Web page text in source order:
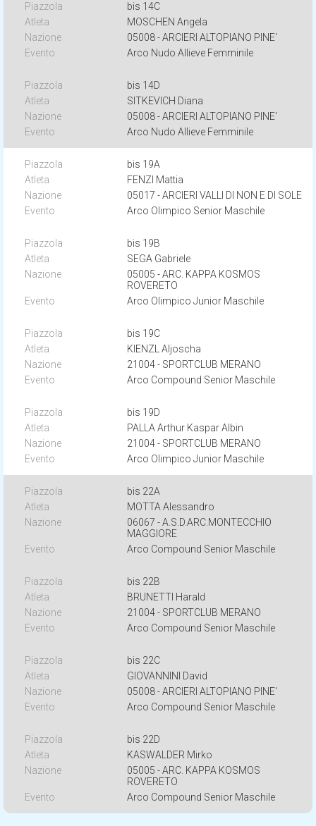
bis 14C
MOSCHEN Angela
05008 - ARCIERI ALTOPIANO PINE'
Arco Nudo Allieve Femminile
bis 14D
SITKEVICH Diana
05008 - ARCIERI ALTOPIANO PINE'
Arco Nudo Allieve Femminile
bis 19A
FENZI Mattia
05017 - ARCIERI VALLI DI NON E DI SOLE
Arco Olimpico Senior Maschile
bis 19B
SEGA Gabriele
05005 - ARC. KAPPA KOSMOS
ROVERETO
Arco Olimpico Junior Maschile
bis 19C
KIENZL Aljoscha
21004 - SPORTCLUB MERANO
Arco Compound Senior Maschile
bis 19D
PALLA Arthur Kaspar Albin
21004 - SPORTCLUB MERANO
Arco Olimpico Junior Maschile
bis 22A
MOTTA Alessandro
06067 - A.S.D.ARC.MONTECCHIO
MAGGIORE
Arco Compound Senior Maschile
bis 22B
BRUNETTI Harald
21004 - SPORTCLUB MERANO
Arco Compound Senior Maschile
bis 22C
GIOVANNINI David
05008 - ARCIERI ALTOPIANO PINE'
Arco Compound Senior Maschile
bis 22D
KASWALDER Mirko
05005 - ARC. KAPPA KOSMOS
ROVERETO
Arco Compound Senior Maschile